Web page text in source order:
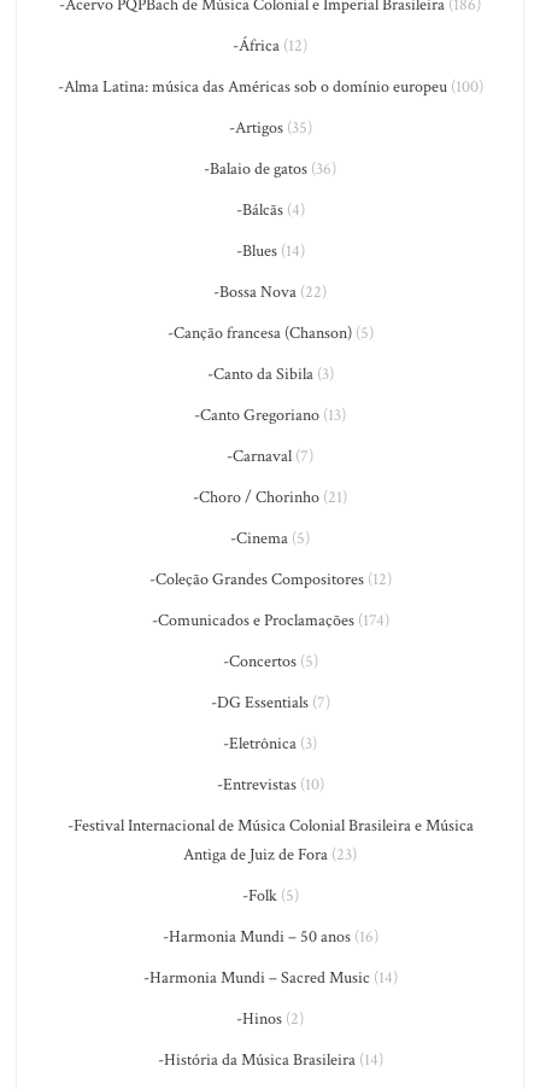
-Acervo PQPBach de Música Colonial e Imperial Brasileira (186)
-África (12)
-Alma Latina: música das Américas sob o domínio europeu(100)
-Artigos(35)
-Balaio de gatos (36)
-Bálcãs(4)
-Blues(14)
-Bossa Nova (22)
-Canção francesa (Chanson)(5)
-Canto da Sibila(3)
-Canto Gregoriano (13)
-Carnaval (7)
-Choro / Chorinho (21)
-Cinema (5)
-Coleção Grandes Compositores(12)
-Comunicados e Proclamações(174)
-Concertos(5)
-DG Essentials(7)
-Eletrônica (3)
-Entrevistas(10)
-Festival Internacional de Música Colonial Brasileira e Música
Antiga de Juiz de Fora (23)
-Folk(5)
-Harmonia Mundi – 50 anos(16)
-Harmonia Mundi – Sacred Music (14)
-Hinos (2)
-História da Música Brasileira(14)